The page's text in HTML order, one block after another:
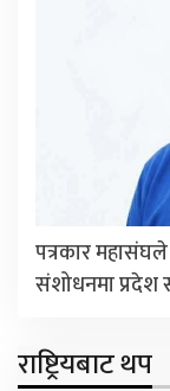
पत्रकार महासंघले
संशोधनमा प्रदेश
राष्ट्रियबाट थप